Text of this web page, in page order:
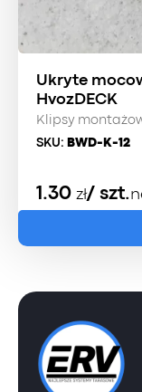
Ukryte
HvozDECK
Klipsy
SKU: BWD-K-12
1.30 zł/ szt.